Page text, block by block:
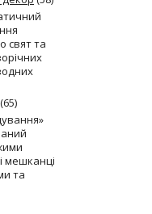
свят та
(65)
мешканці
та